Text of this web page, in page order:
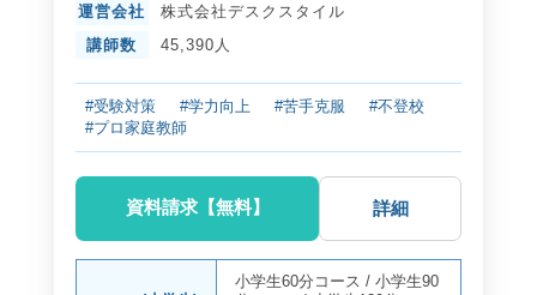
運営会社
株式会社デスクスタイル
講師数
45,390人
#受験対策 #学力向上 #苦手克服
#不登校
#プロ家庭教師
資料請求【無料】 詳細
小学生60分コース /小学生90